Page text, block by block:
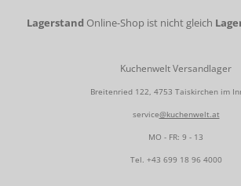
Lagerstand Online-Shop ist nicht gleich
Kuchenwelt Versandlager
Breitenried 122, 4753 Taiskirchen im
service@kuchenwelt.at
MO - FR: 9 - 13
Tel. +43 699 18 96 4000